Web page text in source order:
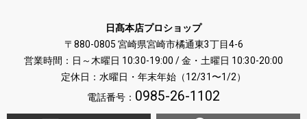
日髙本店プロショップ
〒880-0805 宮崎県宮崎市橘通東3丁目4-6
営業時間：日～木曜日 10:30-19:00 / 金・土曜日 10:30-20:00
定休日：水曜日・年末年始（12/31〜1/2）
電話番号： 0985-26-1102